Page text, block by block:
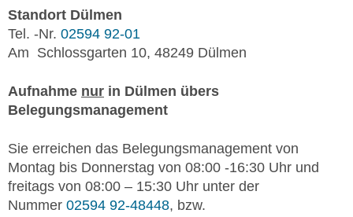
Standort Dülmen
Tel. -Nr. 02594 92-01
Am Schlossgarten 10, 48249 Dülmen
Aufnahme nur in Dülmen übers
Belegungsmanagement
Sie erreichen das Belegungsmanagement von
Montag bis Donnerstag von 08:00 -16:30 Uhr und
freitags von 08:00 – 15:30 Uhr unter der
Nummer 02594 92-48448, bzw.